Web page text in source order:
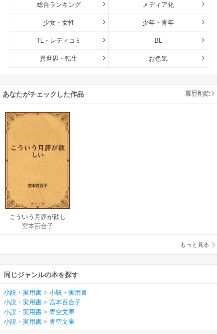
総合ランキング メディア化
少女・女性 少年・青年
TL・レディコミ BL
異世界・転生 お色気
あなたがチェックした作品 履歴削除
こういう月評が欲し
い
宮本百合子
もっと見る
同じジャンルの本を探す
小説・実用書 > 小説・実用書
小説・実用書 > 宮本百合子
小説・実用書 > 青空文庫
小説・実用書 > 青空文庫